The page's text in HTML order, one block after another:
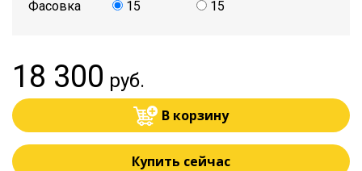
Фасовка 15 15
18 300 руб.
В корзину
Купить сейчас